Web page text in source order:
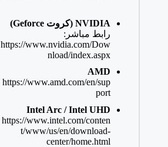
NVIDIA (كروت Geforce)
رابط مباشر:
https://www.nvidia.com/Dow
nload/index.aspx
AMD
https://www.amd.com/en/sup
port
Intel Arc / Intel UHD
https://www.intel.com/conten
t/www/us/en/download-
center/home.html